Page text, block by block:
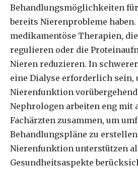
Behandlungsmöglichkeiten
bereits Nierenprobleme haben.
medikamentöse Therapien,
regulieren oder die
Nieren reduzieren. In
eine Dialyse erforderlich sein,
Nierenfunktion vorübergehend
Nephrologen arbeiten eng mit
Fachärzten zusammen, um
Behandlungspläne zu
Nierenfunktion unterstützen
Gesundheitsaspekte